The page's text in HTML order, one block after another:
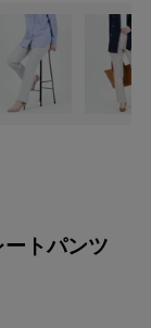
ートパンツ